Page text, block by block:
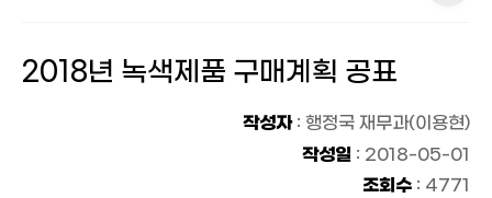
2018년 녹색제품 구매계획 공표
작성자: 행정국 재무과(이용현)
작성일 : 2018-05-01
조회수 : 4771